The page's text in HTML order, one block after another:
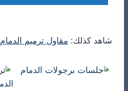
شاهد كذلك: مقاول ترميم الدمام